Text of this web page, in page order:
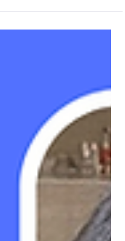
เป็นเวลาหลายปีแล้ว และทุกครั้งที่ฉัน
ารถหาภาพใบหน้าเต็มๆ